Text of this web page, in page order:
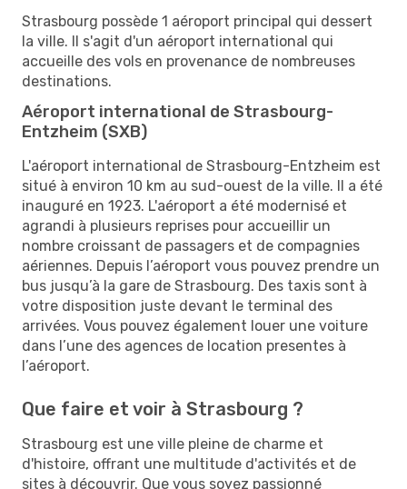
Strasbourg possède 1 aéroport principal qui dessert
la ville. Il s'agit d'un aéroport international qui
accueille des vols en provenance de nombreuses
destinations.
Aéroport international de Strasbourg-
Entzheim (SXB)
L'aéroport international de Strasbourg-Entzheim est
situé à environ 10 km au sud-ouest de la ville. Il a été
inauguré en 1923. L'aéroport a été modernisé et
agrandi à plusieurs reprises pour accueillir un
nombre croissant de passagers et de compagnies
aériennes. Depuis l’aéroport vous pouvez prendre un
bus jusqu’à la gare de Strasbourg. Des taxis sont à
votre disposition juste devant le terminal des
arrivées. Vous pouvez également louer une voiture
dans l’une des agences de location presentes à
l’aéroport.
Que faire et voir à Strasbourg ?
Strasbourg est une ville pleine de charme et
d'histoire, offrant une multitude d'activités et de
sites à découvrir. Que vous soyez passionné